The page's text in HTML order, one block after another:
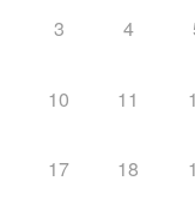
3 4
10 11
17 18